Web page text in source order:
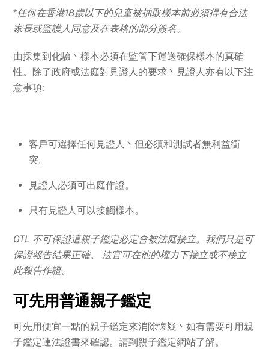
*任何在香港18歲以下的兒童被抽取樣本前必須得有合法
家長或監護人同意及在表格的部分簽名。
由採集到化驗丶樣本必須在監管下運送確保樣本的真確
性。除了政府或法庭對見證人的要求丶見證人亦有以下注
意事項:
客戶可選擇任何見證人丶但必須和測試者無利益衝
突。
見證人必須可出庭作證。
只有見證人可以接觸樣本。
GTL 不可保證這親子鑑定必定會被法庭接立。我們只是可
保證報告結果正確。 法官可在他的權力下接立或不接立
此報告作證。
可先用普通親子鑑定
可先用便宜一點的親子鑑定來消除懷疑丶如有需要可用親
子鑑定連法證書來確認。請到親子鑑定網站了解。